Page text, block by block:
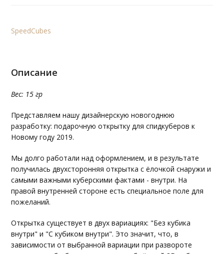
SpeedCubes
Описание
Вес: 15 гр
Представляем нашу дизайнерскую новогоднюю
разработку: подарочную открытку для спидкуберов к
Новому году 2019.
Мы долго работали над оформлением, и в результате
получилась двухсторонняя открытка с ёлочкой снаружи и
самыми важными куберскими фактами - внутри. На
правой внутренней стороне есть специальное поле для
пожеланий.
Открытка существует в двух вариациях: "Без кубика
внутри" и "С кубиком внутри". Это значит, что, в
зависимости от выбранной вариации при развороте